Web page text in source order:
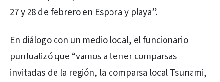
27 y 28 de febrero en Espora y playa”.
En diálogo con un medio local, el funcionario
puntualizó que “vamos a tener comparsas
invitadas de la región, la comparsa local Tsunami,